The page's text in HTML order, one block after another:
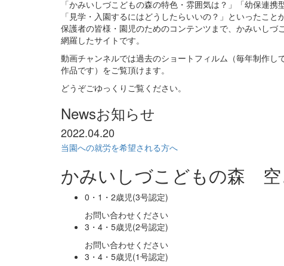
「かみいしづこどもの森の特色・雰囲気は？」「幼保連携
「見学・入園するにはどうしたらいいの？」といったこと
保護者の皆様・園児のためのコンテンツまで、かみいしづ
網羅したサイトです。
動画チャンネルでは過去のショートフィルム（毎年制作し
作品です）をご覧頂けます。
どうぞごゆっくりご覧ください。
Newsお知らせ
2022.04.20
当園への就労を希望される方へ
かみいしづこどもの森 空
0・1・2歳児(3号認定)
お問い合わせください
3・4・5歳児(2号認定)
お問い合わせください
3・4・5歳児(1号認定)